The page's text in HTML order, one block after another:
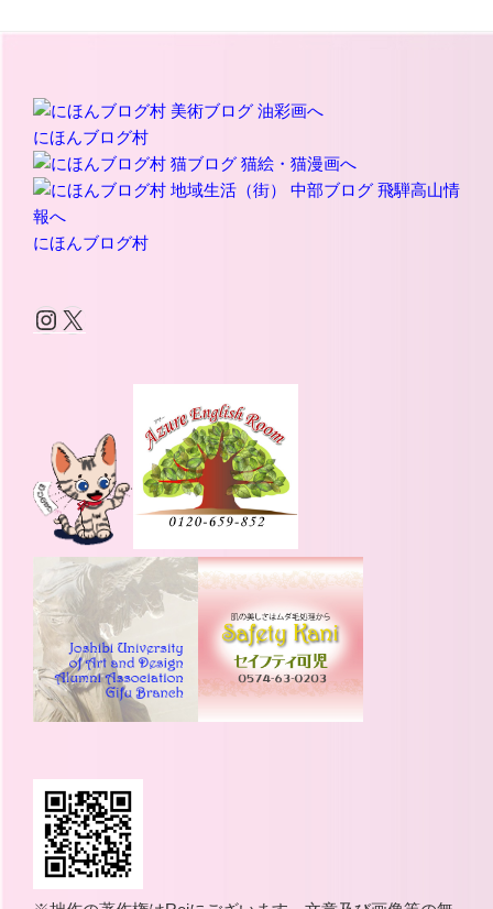
にほんブログ村
にほんブログ村
Instagram
X